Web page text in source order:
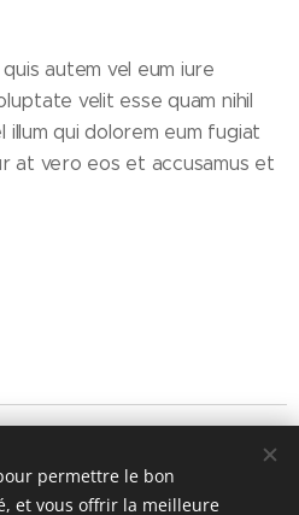
autem vel eum iure
velit esse quam nihil
qui dolorem eum fugiat
at vero eos et accusamus et
872 020 014 - Número de
i S10381
permettre le bon
et vous offrir la meilleure